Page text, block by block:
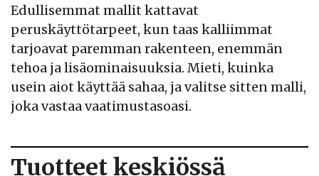
Edullisemmat mallit kattavat
peruskäyttötarpeet, kun taas kalliimmat
tarjoavat paremman rakenteen, enemmän
tehoa ja lisäominaisuuksia. Mieti, kuinka
usein aiot käyttää sahaa, ja valitse sitten malli,
joka vastaa vaatimustasoasi.
Tuotteet keskiössä